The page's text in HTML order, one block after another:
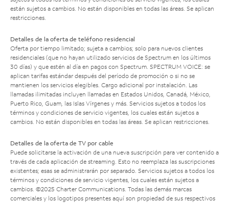
están sujetos a cambios. No están disponibles en todas las áreas. Se aplican
restricciones.
Detalles de la oferta de teléfono residencial
Oferta por tiempo limitado; sujeta a cambios; solo para nuevos clientes
residenciales (que no hayan utilizado servicios de Spectrum en los últimos
30 días) y que estén al día en pagos con Spectrum. SPECTRUM VOICE: se
aplican tarifas estándar después del período de promoción o si no se
mantienen los servicios elegibles. Cargo adicional por instalación. Las
llamadas ilimitadas incluyen llamadas en Estados Unidos, Canadá, México,
Puerto Rico, Guam, las Islas Vírgenes y más. Servicios sujetos a todos los
términos y condiciones de servicio vigentes, los cuales están sujetos a
cambios. No están disponibles en todas las áreas. Se aplican restricciones.
Detalles de la oferta de TV por cable
Puede solicitarse la activación de una nueva suscripción para ver contenido a
través de cada aplicación de streaming. Esto no reemplaza las suscripciones
existentes; esas se administrarán por separado. Servicios sujetos a todos los
términos y condiciones de servicio vigentes, los cuales están sujetos a
cambios. ©2025 Charter Communications. Todas las demás marcas
comerciales y los logotipos presentes aquí son propiedad de sus respectivos